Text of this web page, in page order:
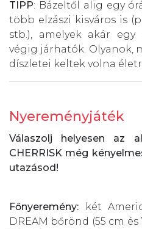
TIPP: Bázeltől alig egy
több elzászi kisváros is
stb.), amelyek akár
végig járhatók. Olyanok,
díszletei keltek volna
Nyereményjáték
Válaszolj helyesen az
CHERRISK még
utazásod!
Főnyeremény:
két
DREAM bőrönd (55 cm